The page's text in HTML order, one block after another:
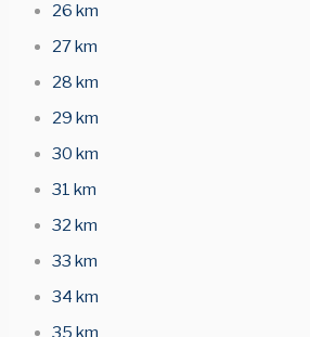
26 km
27 km
28 km
29 km
30 km
31 km
32 km
33 km
34 km
35 km